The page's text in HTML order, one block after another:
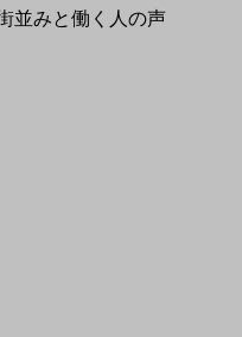
並みと働く人の声